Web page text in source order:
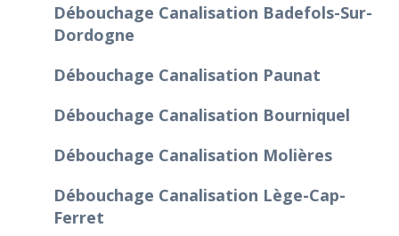
Débouchage Canalisation Badefols-Sur-
Dordogne
Débouchage Canalisation Paunat
Débouchage Canalisation Bourniquel
Débouchage Canalisation Molières
Débouchage Canalisation Lège-Cap-
Ferret